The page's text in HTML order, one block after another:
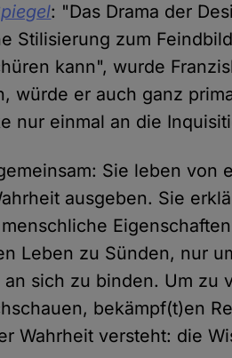
: "Das Drama der
Stilisierung zum
kann", wurde
würde er auch ganz
nur einmal an die
Sie leben von
ausgeben. Sie
Leben zu Sünden, nur
sich zu binden. Um zu
bekämpf(t)en
Wahrheit versteht: die